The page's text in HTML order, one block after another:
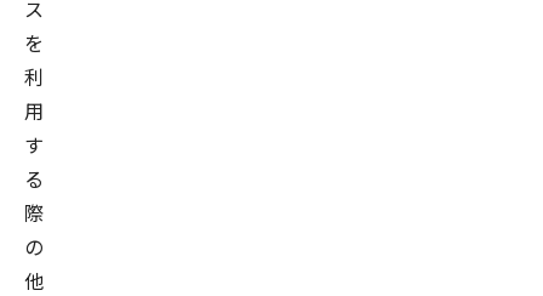
ス
を
利
用
す
る
際
の
他